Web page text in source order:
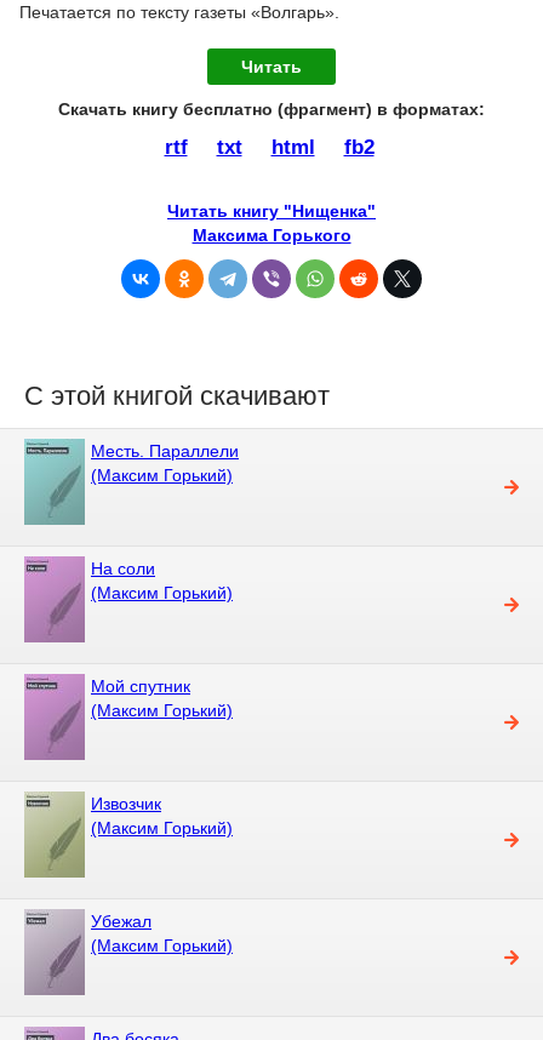
Печатается по тексту газеты «Волгарь».
Читать
Скачать книгу бесплатно (фрагмент) в форматах :
rtf txt html fb2
Читать книгу "Нищенка"
Максима Горького
С этой книгой скачивают
Месть. Параллели
(Максим Горький)
На соли
(Максим Горький)
Мой спутник
(Максим Горький)
Извозчик
(Максим Горький)
Убежал
(Максим Горький)